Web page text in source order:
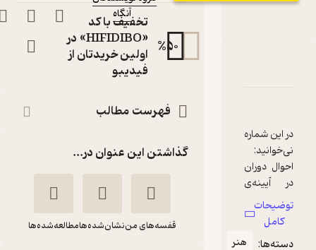
آنگاه
در این شماره
احوال دوران
در آیینه‌ی
توضیحات
کامل
دسته‌ها:
هنر
%
تخفیف با کد
«HIFIDIBO» در
اولین خریدتان از
فیدیبو
فهرست مطالب
گذاشتن این عنوان در...
قفسه‌های من نشان‌شده‌هامطالعه‌شده‌ها